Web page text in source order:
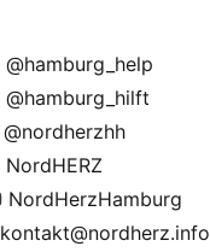
@hamburg_help
@hamburg_hilft
@nordherzhh
NordHERZ
NordHerzHamburg
kontakt@nordherz.info